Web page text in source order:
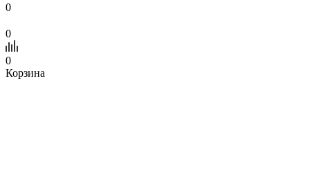
0
0
0
Корзина